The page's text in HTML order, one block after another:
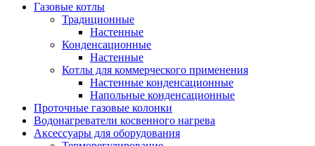
Газовые котлы
Традиционные
Настенные
Конденсационные
Настенные
Котлы для коммерческого применения
Настенные конденсационные
Напольные конденсационные
Проточные газовые колонки
Водонагреватели косвенного нагрева
Аксессуары для оборудования